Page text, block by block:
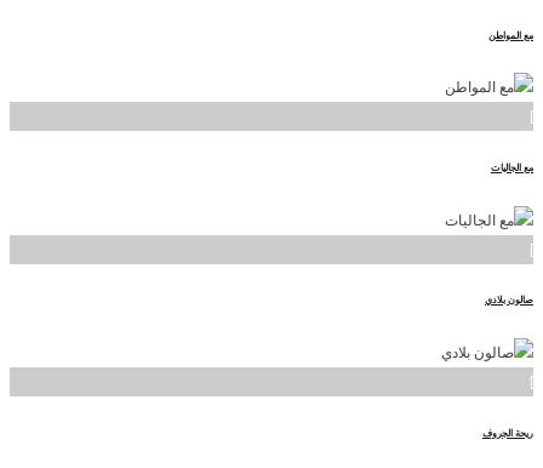
مع المواطن
]
مع الجاليات
]
صالون بلادي
]
ريحة الجروف